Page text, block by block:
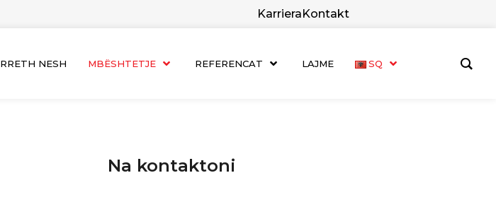
KarrieraKontakt
RRETH NESH MBËSHTETJE REFERENCAT LAJME SQ
Na kontaktoni